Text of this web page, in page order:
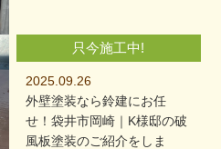
只今施工中!
2025.09.26
外壁塗装なら鈴建にお任
せ！袋井市岡崎｜K様邸の破
風板塗装のご紹介をしま